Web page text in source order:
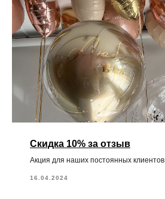
Скидка 10% за отзыв
Акция для наших постоянных клиентов
16.04.2024